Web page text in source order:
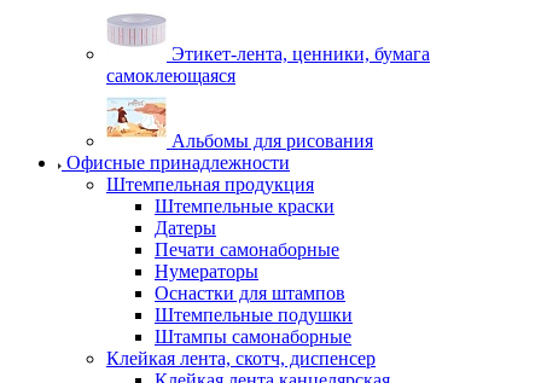
Этикет-лента, ценники, бумага
самоклеющаяся
Альбомы для рисования
Офисные принадлежности
Штемпельная продукция
Штемпельные краски
Датеры
Печати самонаборные
Нумераторы
Оснастки для штампов
Штемпельные подушки
Штампы самонаборные
Клейкая лента, скотч, диспенсер